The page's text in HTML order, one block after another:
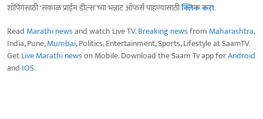
शॉपिंगसाठी 'सकाळ प्राईम डील्स'च्या भन्नाट ऑफर्स पाहण्यासाठीक्लिक करा.
Read Marathi newsand watch Live TV.Breaking newsfrom Maharashtra,
India, Pune,Mumbai, Politics, Entertainment, Sports, Lifestyle at SaamTV.
GetLive Marathi newson Mobile. Download the Saam Tv app forAndroid
and IOS.